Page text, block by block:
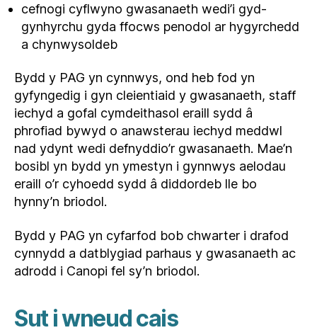
cefnogi cyflwyno gwasanaeth wedi’i gyd-
gynhyrchu gyda ffocws penodol ar hygyrchedd
a chynwysoldeb
Bydd y PAG yn cynnwys, ond heb fod yn
gyfyngedig i gyn cleientiaid y gwasanaeth, staff
iechyd a gofal cymdeithasol eraill sydd â
phrofiad bywyd o anawsterau iechyd meddwl
nad ydynt wedi defnyddio’r gwasanaeth. Mae’n
bosibl yn bydd yn ymestyn i gynnwys aelodau
eraill o’r cyhoedd sydd â diddordeb lle bo
hynny’n briodol.
Bydd y PAG yn cyfarfod bob chwarter i drafod
cynnydd a datblygiad parhaus y gwasanaeth ac
adrodd i Canopi fel sy’n briodol.
Sut i wneud cais